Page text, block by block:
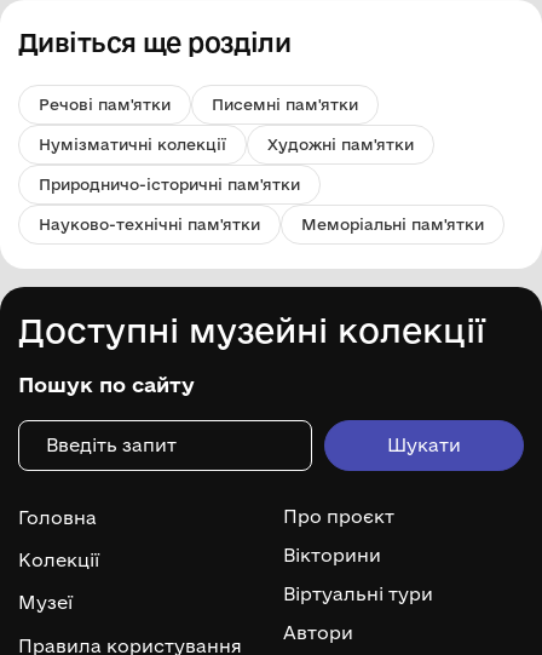
Дивіться ще розділи
Речові пам'ятки Писемні пам'ятки
Нумізматичні колекції Художні пам'ятки
Природничо-історичні пам'ятки
Науково-технічні пам'ятки Меморіальні пам'ятки
Доступні музейні колекції
Пошук по сайту
Головна
Колекції
Музеї
Правила користування
Про проєкт
Вікторини
Віртуальні тури
Автори